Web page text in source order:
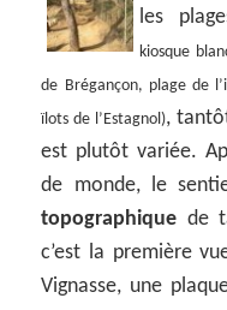
les
kiosque
de Brégançon, plage de
ïlots de l’Estagnol),
est plutôt variée.
de monde, le
topographique de
c’est la première
Vignasse, une